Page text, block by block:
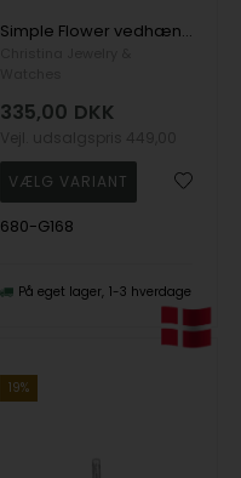
Simple Flower vedhæng og halskæde i Forgyldt sterling sølv fra Christina Jewelry
335,00 DKK
680-G168
På eget lager 1-3 hverdage
19%